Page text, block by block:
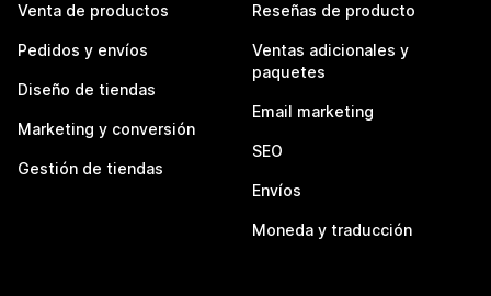
Venta de productos
Pedidos y envíos
Diseño de tiendas
Marketing y conversión
Gestión de tiendas
Reseñas de producto
Ventas adicionales y
paquetes
Email marketing
SEO
Envíos
Moneda y traducción